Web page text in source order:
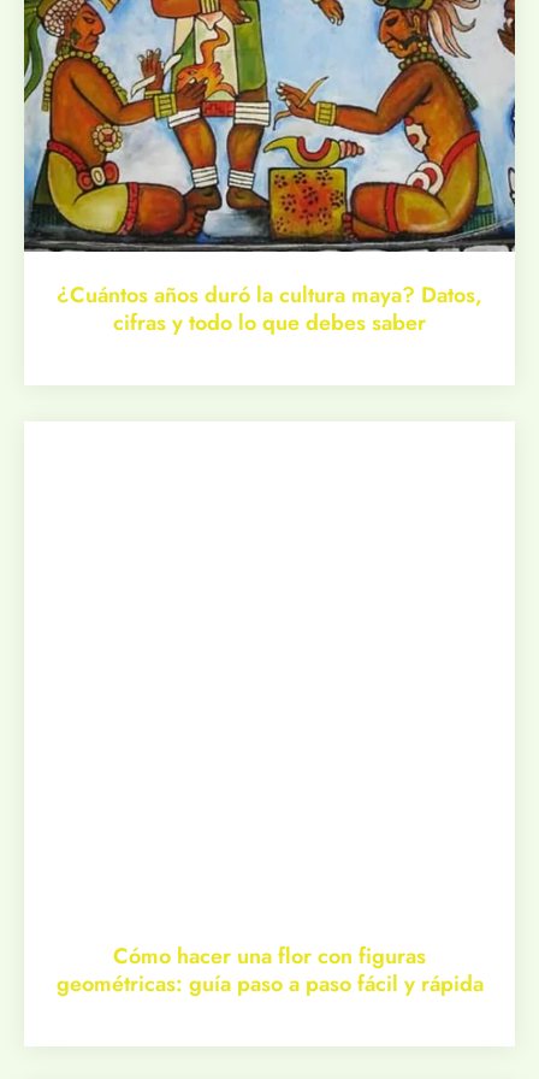
¿Cuántos años duró la cultura maya? Datos,
cifras y todo lo que debes saber
Cómo hacer una flor con figuras
geométricas: guía paso a paso fácil y rápida